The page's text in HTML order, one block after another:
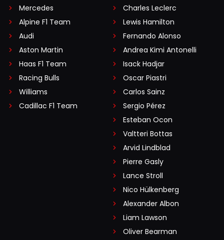
Mercedes
Alpine F1 Team
Audi
Aston Martin
Haas F1 Team
Racing Bulls
Williams
Cadillac F1 Team
Charles Leclerc
Lewis Hamilton
Fernando Alonso
Andrea Kimi Antonelli
Isack Hadjar
Oscar Piastri
Carlos Sainz
Sergio Pérez
Esteban Ocon
Valtteri Bottas
Arvid Lindblad
Pierre Gasly
Lance Stroll
Nico Hülkenberg
Alexander Albon
Liam Lawson
Oliver Bearman